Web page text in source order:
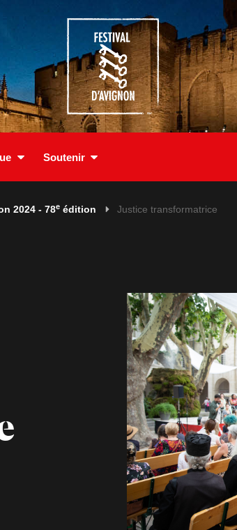
Soutenir
2024 - 78e édition Justice transformatrice